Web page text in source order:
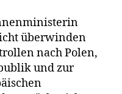
überwinden
nach Polen,
und zur